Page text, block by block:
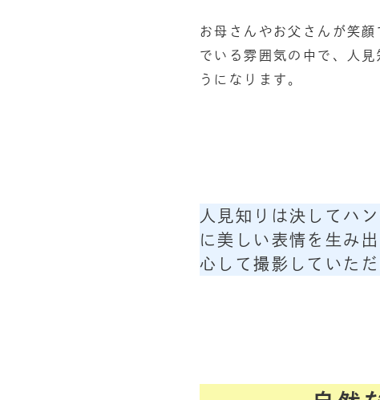
お母さんやお父さんが笑
でいる雰囲気の中で、人
うになります。
人見知りは決してハ
に美しい表情を生み
心して撮影していた